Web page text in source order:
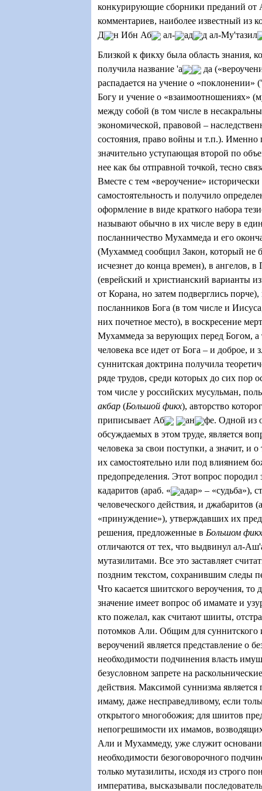
конкурирующие сборники преданий от
комментариев, наиболее известный из
Д
н Ибн Аб ал- ад
д ал-Му'тазил
Близкой к фикху была область знания,
получила название 'а
да
распадается на учение о «поклонении»
Богу и учение о «взаимоотношениях»
между собой (в том числе в
экономической, правовой –
состояния, право войны и т.п.). Именно
значительно уступающая второй по
нее как бы отправной точкой, тесно
Вместе с тем «вероучение» исторически
самостоятельность и получило
оформление в виде краткого набора
называют обычно в их числе веру в
посланничество Мухаммеда и его
(Мухаммед сообщил Закон, который не
исчезнет до конца времен), в ангелов, в
(еврейский и христианский варианты
от Корана, но затем подверглись
посланников Бога (в том числе и
них почетное место), в воскресение
Мухаммеда за верующих перед Богом, а
человека все идет от Бога – и доброе, и
суннитская доктрина получила
ряде трудов, среди которых до сих пор
том числе у российских мусульман,
акбар (Большой фикх), авторство
приписывает Аб
ан
фе. Одной из
обсуждаемых в этом труде, является
человека за свои поступки, а значит, и
их самостоятельно или под влиянием
предопределения. Этот вопрос
кадаритов (араб. «
адар» – «судьба»),
человеческого действия, и джабаритов
«принуждение»), утверждавших их
решения, предложенные в Большом
отличаются от тех, что выдвинул ал-
мутазилитами. Все это заставляет
поздним текстом, сохранившим следы
Что касается шиитского вероучения, то
значение имеет вопрос об имамате и
кто пожелал, как считают шииты,
потомков Али. Общим для суннитского
вероучений является представление о
необходимости подчинения власть
безусловном запрете на
действия. Максимой суннизма
имаму, даже несправедливому, если
открытого многобожия; для шиитов
непогрешимости их имамов,
Али и Мухаммеду, уже служит
необходимости безоговорочного
только мутазилиты, исходя из строго
императива, высказывали